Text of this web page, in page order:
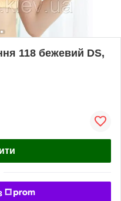
118 бежевий DS,